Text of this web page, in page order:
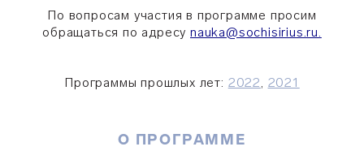
По вопросам участия в программе просим
обращаться по адресу nauka@sochisirius.ru.
Программы прошлых лет: 2022, 2021
О ПРОГРАММЕ